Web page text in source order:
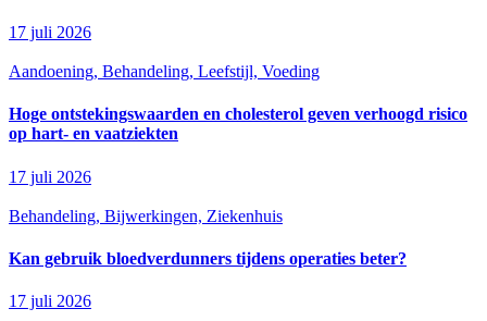
17 juli 2026
Aandoening, Behandeling, Leefstijl, Voeding
Hoge ontstekingswaarden en cholesterol geven verhoogd risico
op hart- en vaatziekten
17 juli 2026
Behandeling, Bijwerkingen, Ziekenhuis
Kan gebruik bloedverdunners tijdens operaties beter?
17 juli 2026